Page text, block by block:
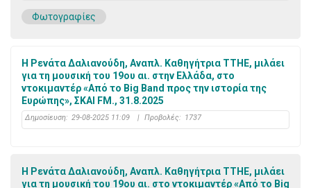
Φωτογραφίες
Η Ρενάτα Δαλιανούδη, Αναπλ. Καθηγήτρια ΤΤΗΕ, μιλάει
για τη μουσική του 19ου αι. στην Ελλάδα, στο
ντοκιμαντέρ «Από το Big Band προς την ιστορία της
Ευρώπης», ΣΚΑΙ FM., 31.8.2025
Δημοσίευση: 29-08-2025 11:09 | Προβολές: 1737
Η Ρενάτα Δαλιανούδη, Αναπλ. Καθηγήτρια ΤΤΗΕ, μιλάει
για τη μουσική του 19ου αι. στο ντοκιμαντέρ «Από το Big